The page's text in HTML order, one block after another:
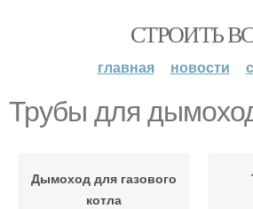
СТРОИТЬ
главная новости
Трубы для
Дымоход для газового
котла